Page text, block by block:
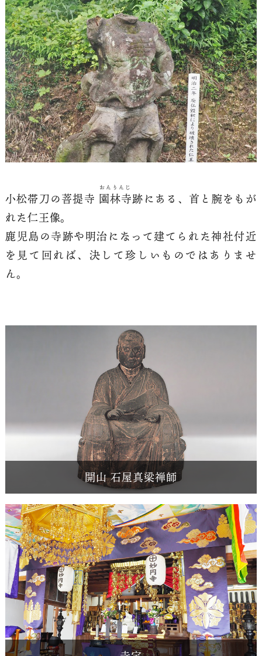
小松帯刀の菩提寺 園林寺
おんりんじ
跡にある、首と腕をもが
れた仁王像。
鹿児島の寺跡や明治になって建てられた神社付近
を見て回れば、決して珍しいものではありませ
ん。
開山 石屋真梁禅師